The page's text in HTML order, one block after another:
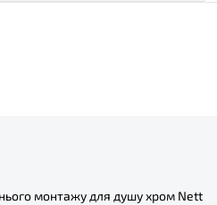
монтажу для душу хром Nett